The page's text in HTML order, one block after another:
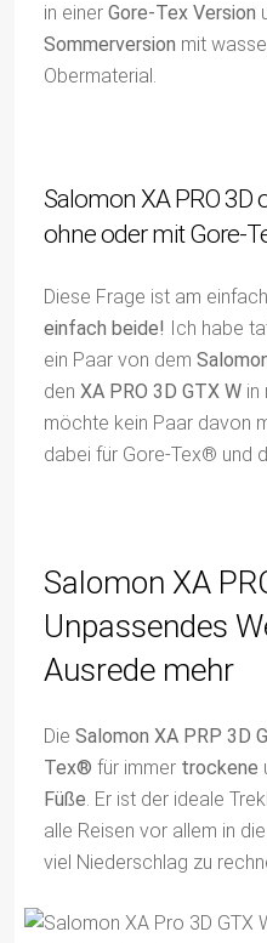
in einer Gore-Tex Version
Sommerversion mit
Obermaterial.
Salomon XA PRO 3D
ohne oder mit Gore-
Diese Frage ist am
einfach beide! Ich habe
ein Paar von dem
den XA PRO 3D GTX W in
möchte kein Paar davon
dabei für Gore-Tex® und
Salomon XA
Unpassendes
Ausrede mehr
Die Salomon XA PRP 3D
Tex® für immer trockene
Füße. Er ist der ideale
alle Reisen vor allem in
viel Niederschlag zu